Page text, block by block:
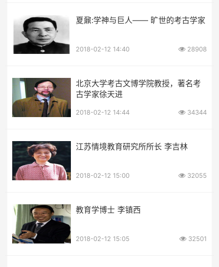
夏鼐:学神与巨人—— 旷世的考古学家
2018-02-12 14:40 28908
北京大学考古文博学院教授，著名考
古学家徐天进
2018-02-12 14:44 34344
江苏情境教育研究所所长 李吉林
2018-02-12 15:00 32055
教育学博士 李镇西
2018-02-12 15:05 32501